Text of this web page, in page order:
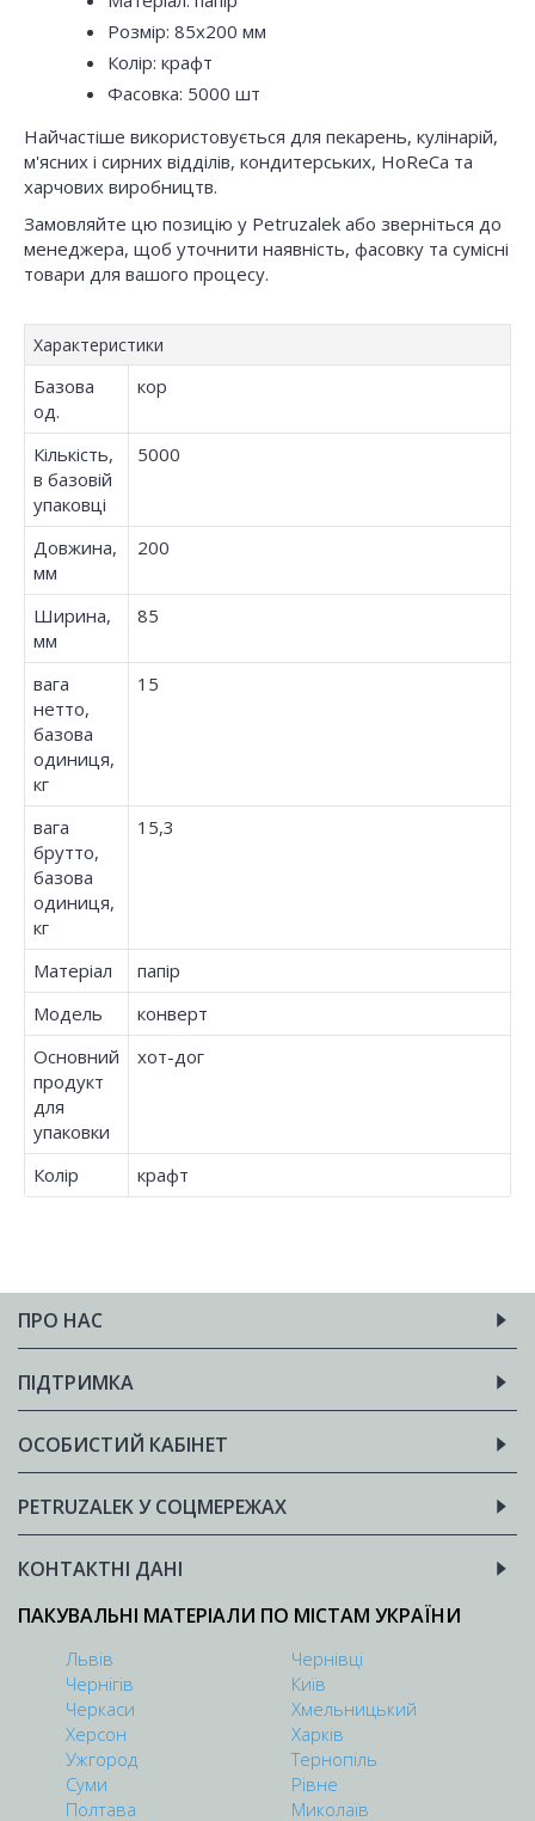
Розмір: 85x200 мм
Колір: крафт
Фасовка: 5000 шт
Найчастіше використовується для пекарень, кулінарій,
м'ясних і сирних відділів, кондитерських, HoReCa та
харчових виробництв.
Замовляйте цю позицію у Petruzalek або зверніться до
менеджера, щоб уточнити наявність, фасовку та сумісні
товари для вашого процесу.
Характеристики
Базова
од.
кор
Кількість,
в базовій
упаковці
5000
Довжина,
мм
200
Ширина,
мм
85
вага
нетто,
базова
одиниця,
кг
15
вага
брутто,
базова
одиниця,
кг
15,3
Матеріал
папір
Модель
конверт
Основний
продукт
для
упаковки
хот-дог
Колір крафт
ПРО НАС
ПІДТРИМКА
ОСОБИСТИЙ КАБІНЕТ
PETRUZALEK У СОЦМЕРЕЖАХ
КОНТАКТНІ ДАНІ
ПАКУВАЛЬНІ МАТЕРІАЛИ ПО МІСТАМ УКРАЇНИ
Львів
Чернівці
Чернігів
Київ
Черкаси
Хмельницький
Херсон
Харків
Ужгород
Тернопіль
Суми
Рівне
Полтава
Миколаїв